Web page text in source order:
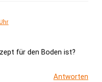
für den Boden ist?
Antworten